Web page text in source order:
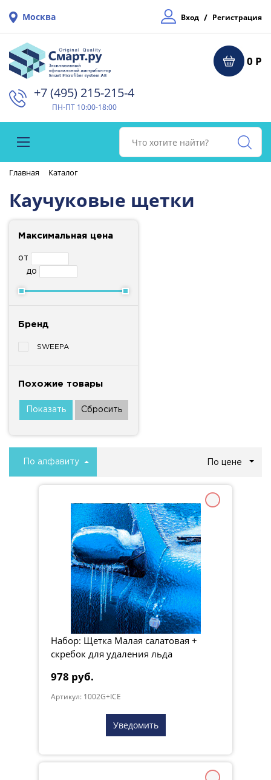
Москва Вход / Регистрация
0 Р
+7 (495) 215-215-4⁠
ПН-ПТ 10:00-18:00
Главная Каталог
Каучуковые щетки
Максимальная цена
от
до
Бренд
SWEEPA
Похожие товары
По алфавиту По цене
Набор: Щетка Малая салатовая +
скребок для удаления льда
978 руб.
Артикул: 1002G+ICE
Уведомить